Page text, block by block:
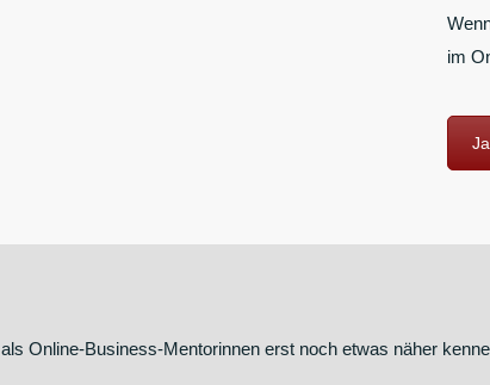
im
Online-Business-Mentorinnen erst noch etwas näher